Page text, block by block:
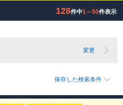
128件中1～50件表示
変更
保存した検索条件